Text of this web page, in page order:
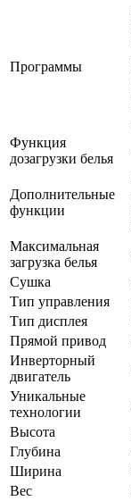
Программы
Функция
дозагрузки белья
Дополнительные
функции
Максимальная
загрузка белья
Сушка
Тип управления
Тип дисплея
Прямой привод
Инверторный
двигатель
Уникальные
технологии
Высота
Глубина
Ширина
Вес